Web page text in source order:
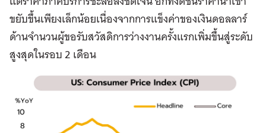
ขยับขึ้นเพียงเล็กน้อยเนื่องจากการแข็งค่าของเงินดอลลาร์
ด้านจำนวนผู้ขอรับสวัสดิการว่างงานครั้งแรกเพิ่มขึ้นสู่ระดับ
สูงสุดในรอบ 2 เดือน